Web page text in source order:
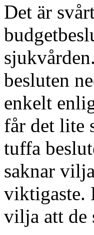
Det är
besluten
enkelt
får det lite
tuffa
saknar
viktigaste.
vilja att de